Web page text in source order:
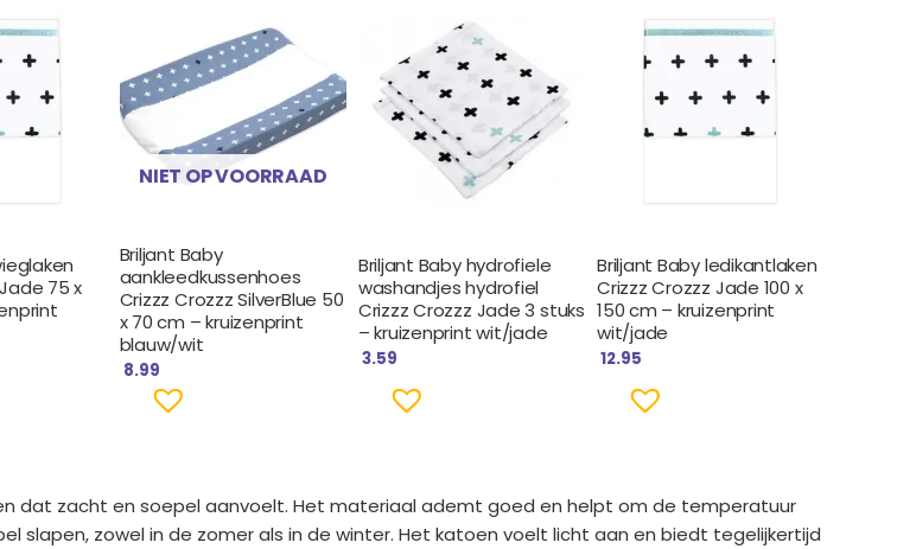
75 x
NIET OP VOORRAAD
Briljant Baby
aankleedkussenhoes
Crizzz Crozzz SilverBlue 50
x 70 cm – kruizenprint
blauw/wit
8.99
Briljant Baby hydrofiele
washandjes hydrofiel
Crizzz Crozzz Jade 3 stuks
– kruizenprint wit/jade
3.59
Briljant Baby ledikantlaken
Crizzz Crozzz Jade 100 x
150 cm – kruizenprint
wit/jade
12.95
dat zacht en soepel aanvoelt. Het materiaal ademt goed en helpt om de temperatuur
slapen, zowel in de zomer als in de winter. Het katoen voelt licht aan en biedt tegelijkertijd